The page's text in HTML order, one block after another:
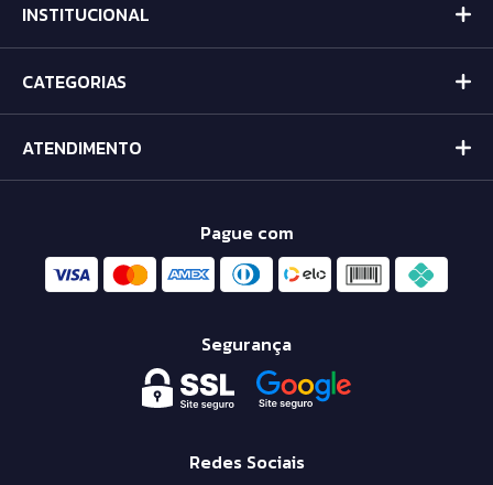
INSTITUCIONAL
CATEGORIAS
ATENDIMENTO
Pague com
Segurança
Redes Sociais